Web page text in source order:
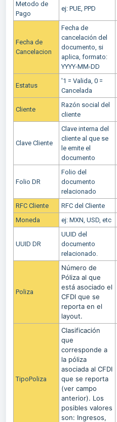
Metodo de
Pago
ej: PUE, PPD
Fecha de
Cancelacion
Fecha de
cancelación del
documento, si
aplica, formato:
YYYY-MM-DD
Estatus
'1 = Valida, 0 =
Cancelada
Cliente
Razón social del
cliente
Clave Cliente
Clave interna del
cliente al que se
le emite el
documento
Folio DR
Folio del
documento
relacionado
RFC Cliente RFC del Cliente
Moneda
ej: MXN, USD, etc
UUID DR
UUID del
documento
relacionado.
Poliza
Número de
Póliza al que
está asociado el
CFDI que se
reporta en el
layout.
TipoPoliza
Clasificación
que
corresponde a
la póliza
asociada al CFDI
que se reporta
(ver campo
anterior). Los
posibles valores
son: Ingresos,